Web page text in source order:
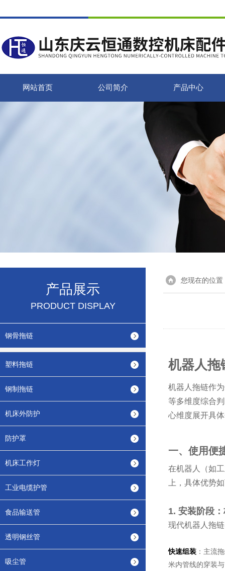
网站首页 公司简介 产品中心
产品展示
PRODUCT DISPLAY
钢骨拖链
塑料拖链
钢制拖链
机床外防护
防护罩
机床工作灯
工业电缆护管
食品输送管
透明钢丝管
吸尘管
您现在的位置
机器人拖
机器人拖链作
等多维度综合
心维度展开具
一、使用便
在机器人（如
上，具体优势
1. 安装阶段
现代机器人拖
快速组装 ：主流
米内管线的穿装